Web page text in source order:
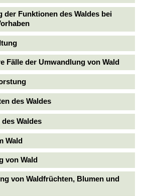
der Funktionen des Waldes bei
Fälle der Umwandlung von Wald
des Waldes
Waldes
Wald
von Wald
von Waldfrüchten, Blumen und